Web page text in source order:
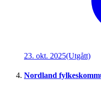
23. okt. 2025(Utgått)
Nordland